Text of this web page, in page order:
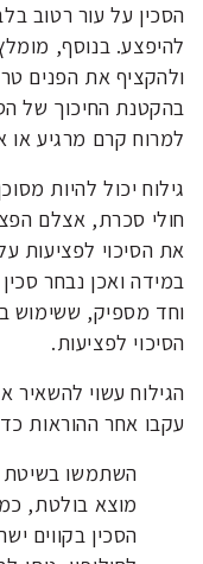
הסכין על עור רטוב
להיפצע. בנוסף,
ולהקציף את הפנים
בהקטנת החיכוך של
למרוח קרם מרגיע או
גילוח יכול להיות
חולי סכרת, אצלם
את הסיכוי לפציעות
במידה ואכן נבחר
וחד מספיק, ששימוש
הסיכוי לפציעות.
הגילוח עשוי להשאיר
עקבו אחר ההוראות
השתמשו בשיטת
מוצא בולטת,
הסכין בקווים